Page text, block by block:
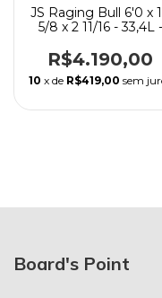
JS Raging Bull 6'0 x
5/8 x 2 11/16 - 33,4L -
R$4.190,00
10 x de R$419,00 sem
Board's Point